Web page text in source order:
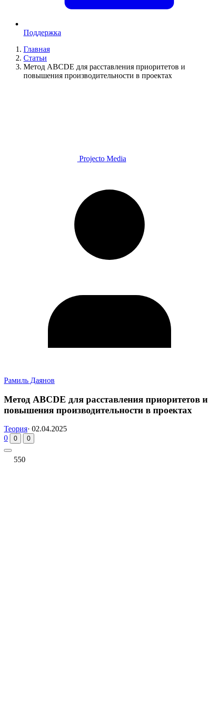
Поддержка
Главная
Статьи
Метод ABCDE для расставления приоритетов и
повышения производительности в проектах
Projecto Media
Рамиль Даянов
Метод ABCDE для расставления приоритетов и
повышения производительности в проектах
Теория· 02.04.2025
0
0 0
550